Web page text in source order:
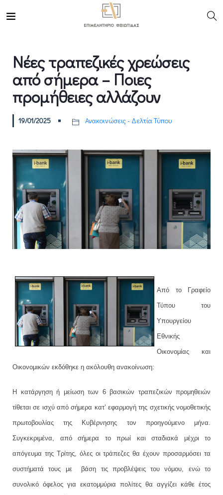
Νέες τραπεζικές χρεώσεις
από σήμερα – Ποιες
προμήθειες αλλάζουν
19/01/2025 Ανακοινώσεις - Δελτία Τύπου
Από το Γραφείο
Τύπου του
Υπουργείου
Εθνικής
Οικονομίας και
Οικονομικών εκδόθηκε η ακόλουθη ανακοίνωση:
Η κατάργηση ή μείωση των 6 βασικών τραπεζικών προμηθειών
τίθεται σε ισχύ από σήμερα κατ’ εφαρμογή της σχετικής νομοθετικής
πρωτοβουλίας της Κυβέρνησης τον προηγούμενο μήνα.
Συγκεκριμένα, από σήμερα το πρωί και σταδιακά μέχρι το
απόγευμα της Τρίτης, όλες οι τράπεζες θα έχουν προσαρμόσει τα
συστήματά τους με βάση τις προβλέψεις του νόμου, ενώ το
συνολικό όφελος για εκατομμύρια πολίτες θα αγγίζει κάθε έτος